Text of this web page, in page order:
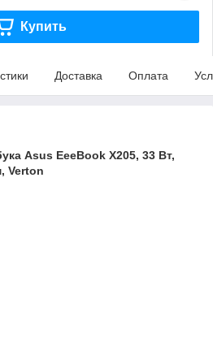
Купить
Доставка Оплата
Asus EeeBook X205, 33 Вт,
Verton